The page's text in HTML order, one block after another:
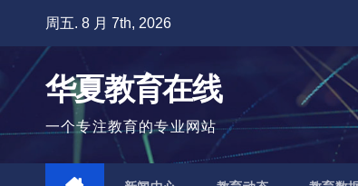
容
周五. 8 月 7th, 2026
华夏教育在线
一个专注教育的专业网站